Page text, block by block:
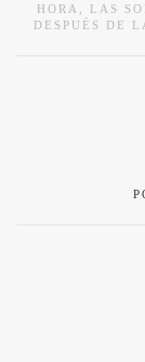
HORA, LAS
DESPUÉS DE